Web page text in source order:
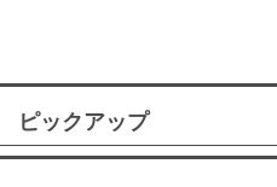
ピックアップ